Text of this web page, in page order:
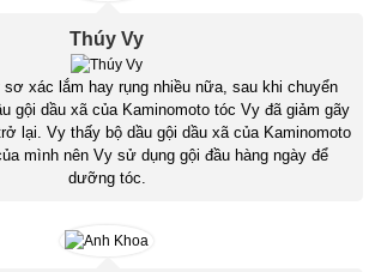
Thúy Vy
xác lắm hay rụng nhiều nữa, sau khi chuyển
gội dầu xã của Kaminomoto tóc Vy đã giảm gãy
lại. Vy thấy bộ dầu gội dầu xã của Kaminomoto
mình nên Vy sử dụng gội đầu hàng ngày để
dưỡng tóc.